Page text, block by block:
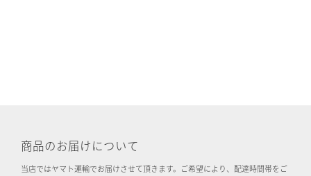
商品のお届けについて
当店ではヤマト運輸でお届けさせて頂きます。ご希望により、配達時間帯をご